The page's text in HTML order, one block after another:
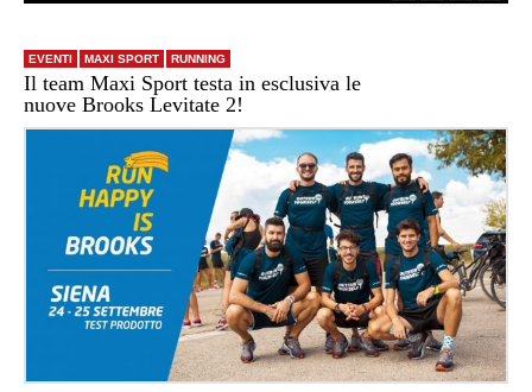
EVENTI MAXI SPORT RUNNING
Il team Maxi Sport testa in esclusiva le
nuove Brooks Levitate 2!